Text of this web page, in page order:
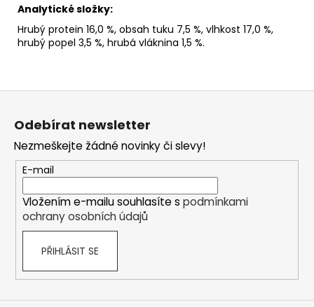
Analytické složky:
Hrubý protein 16,0 %, obsah tuku 7,5 %, vlhkost 17,0 %,
hrubý popel 3,5 %, hrubá vláknina 1,5 %.
Z
Odebírat newsletter
Nezmeškejte žádné novinky či slevy!
E-mail
Vložením e-mailu souhlasíte s podmínkami
ochrany osobních údajů
PŘIHLÁSIT SE